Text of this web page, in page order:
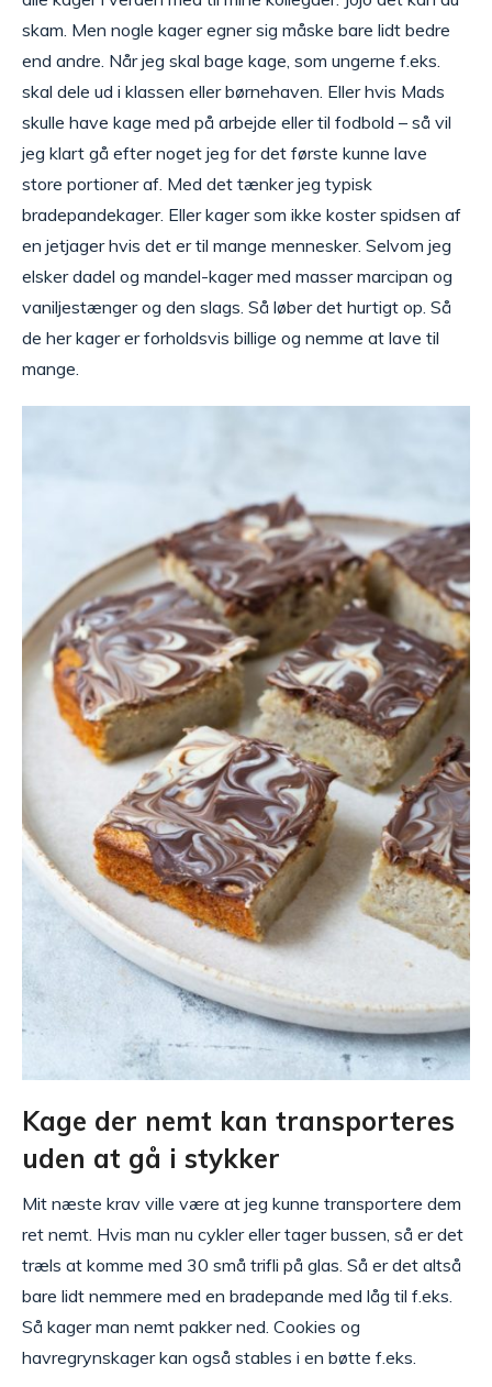
skam. Men nogle kager egner sig måske bare lidt bedre
end andre. Når jeg skal bage kage, som ungerne f.eks.
skal dele ud i klassen eller børnehaven. Eller hvis Mads
skulle have kage med på arbejde eller til fodbold – så vil
jeg klart gå efter noget jeg for det første kunne lave
store portioner af. Med det tænker jeg typisk
bradepandekager. Eller kager som ikke koster spidsen af
en jetjager hvis det er til mange mennesker. Selvom jeg
elsker dadel og mandel-kager med masser marcipan og
vaniljestænger og den slags. Så løber det hurtigt op. Så
de her kager er forholdsvis billige og nemme at lave til
mange.
Kage der nemt kan transporteres
uden at gå i stykker
Mit næste krav ville være at jeg kunne transportere dem
ret nemt. Hvis man nu cykler eller tager bussen, så er det
træls at komme med 30 små trifli på glas. Så er det altså
bare lidt nemmere med en bradepande med låg til f.eks.
Så kager man nemt pakker ned. Cookies og
havregrynskager kan også stables i en bøtte f.eks.